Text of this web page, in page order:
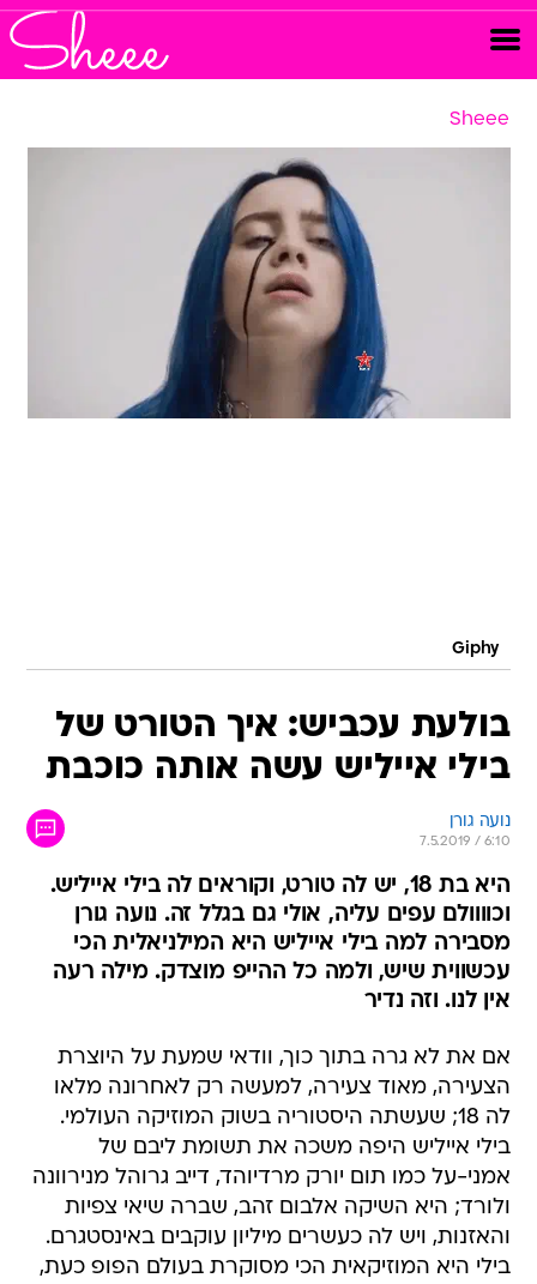
Sheee
Giphy
בולעת עכביש: איך הטורט של
בילי אייליש עשה אותה כוכבת
נועה גורן
7.5.2019 / 6:10
היא בת 18, יש לה טורט, וקוראים לה בילי אייליש.
וכוווולם עפים עליה, אולי גם בגלל זה. נועה גורן
מסבירה למה בילי אייליש היא המילניאלית הכי
עכשווית שיש, ולמה כל ההייפ מוצדק. מילה רעה
אין לנו. וזה נדיר
אם את לא גרה בתוך כוך, וודאי שמעת על היוצרת
הצעירה, מאוד צעירה, למעשה רק לאחרונה מלאו
לה 18; שעשתה היסטוריה בשוק המוזיקה העולמי.
בילי אייליש היפה משכה את תשומת ליבם של
אמני-על כמו תום יורק מרדיוהד, דייב גרוהל מנירוונה
ולורד; היא השיקה אלבום זהב, שברה שיאי צפיות
והאזנות, ויש לה כעשרים מיליון עוקבים באינסטגרם.
בילי היא המוזיקאית הכי מסוקרת בעולם הפופ כעת,